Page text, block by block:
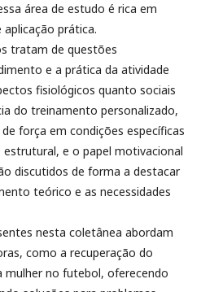
área de estudo é rica em
aplicação prática.
tratam de questões
e a prática da atividade
fisiológicos quanto sociais
do treinamento personalizado,
força em condições específicas
e o papel motivacional
discutidos de forma a destacar
teórico e as necessidades
nesta coletânea abordam
como a recuperação do
mulher no futebol, oferecendo